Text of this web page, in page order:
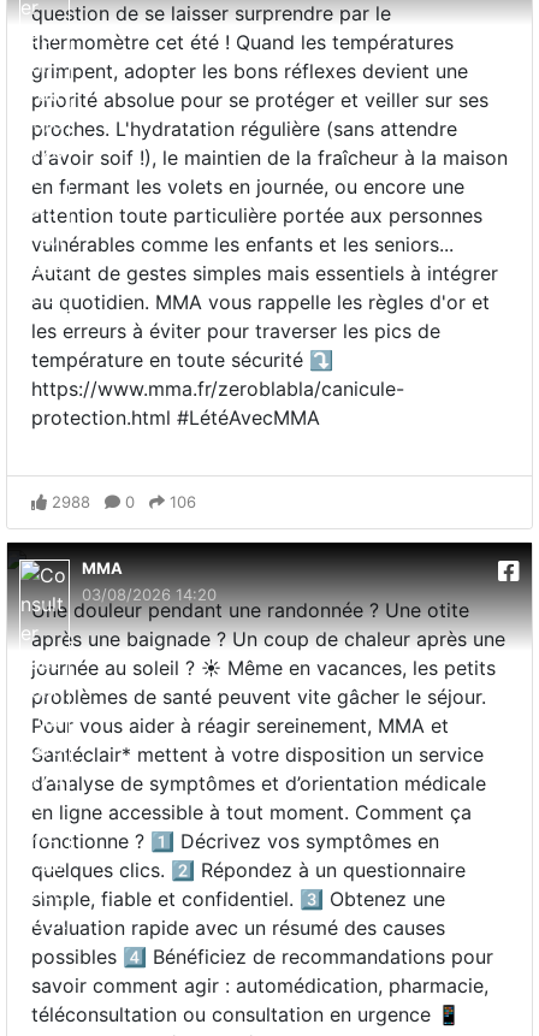
question de se laisser surprendre par le
thermomètre cet été ! Quand les températures
grimpent, adopter les bons réflexes devient une
priorité absolue pour se protéger et veiller sur ses
proches. L'hydratation régulière (sans attendre
d'avoir soif !), le maintien de la fraîcheur à la maison
en fermant les volets en journée, ou encore une
attention toute particulière portée aux personnes
vulnérables comme les enfants et les seniors...
Autant de gestes simples mais essentiels à intégrer
au quotidien. MMA vous rappelle les règles d'or et
les erreurs à éviter pour traverser les pics de
température en toute sécurité ⤵️
https://www.mma.fr/zeroblabla/canicule-
protection.html #LétéAvecMMA
2988 0 106
MMA
03/08/2026 14:20
Une douleur pendant une randonnée ? Une otite
après une baignade ? Un coup de chaleur après une
journée au soleil ? ☀️ Même en vacances, les petits
problèmes de santé peuvent vite gâcher le séjour.
Pour vous aider à réagir sereinement, MMA et
Santéclair* mettent à votre disposition un service
d’analyse de symptômes et d’orientation médicale
en ligne accessible à tout moment. Comment ça
fonctionne ? 1️⃣ Décrivez vos symptômes en
quelques clics. 2️⃣ Répondez à un questionnaire
simple, fiable et confidentiel. 3️⃣ Obtenez une
évaluation rapide avec un résumé des causes
possibles 4️⃣ Bénéficiez de recommandations pour
savoir comment agir : automédication, pharmacie,
téléconsultation ou consultation en urgence 📱